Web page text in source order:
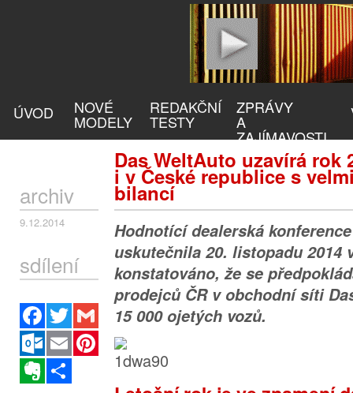
ÚVOD NOVÉ
MODELY
REDAKČNÍ
TESTY
ZPRÁVY
A
ZAJÍMAVOSTI
Das WeltAuto uzavírá rok
i v České republice s
bilancí
archiv
9.12.2014
sdílení
Facebook
Twitter
Gmail
Outlook.com
Email
Pinterest
Evernote
Hodnotící dealerská
uskutečnila 20. listopadu 2014
konstatováno, že se
prodejců ČR v obchodní síti
15 000 ojetých vozů.